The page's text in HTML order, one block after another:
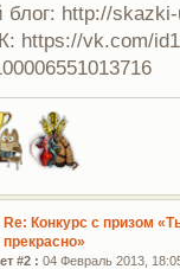
блог: http://
https://vk.com/
Re: Конкурс с призом
прекрасно»
#2 : 04 Февраль 2013,